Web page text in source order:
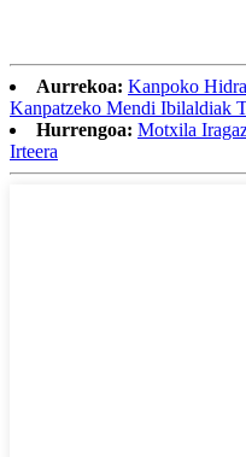
Aurrekoa: Kanpoko
Kanpatzeko Mendi Ibilaldiak
Hurrengoa: Motxila
Irteera